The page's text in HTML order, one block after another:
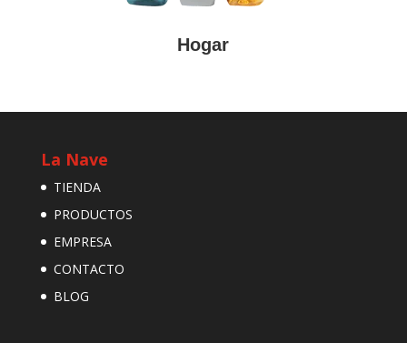
Hogar
La Nave
TIENDA
PRODUCTOS
EMPRESA
CONTACTO
BLOG